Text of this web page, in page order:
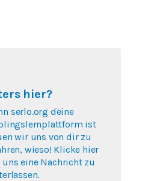
hier?
serlo.org deine
ist
wir uns von dir zu
wieso! Klicke hier
eine Nachricht zu